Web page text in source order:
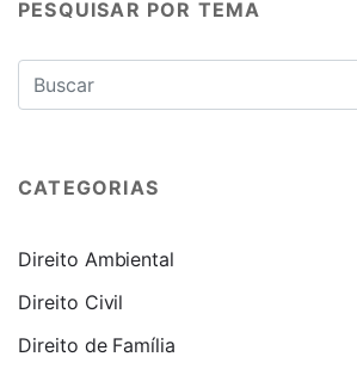
PESQUISAR POR TEMA
CATEGORIAS
Direito Ambiental
Direito Civil
Direito de Família